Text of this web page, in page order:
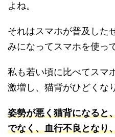
よね。
それはスマホが普及した
みになってスマホを使っ
私も若い頃に比べてスマ
激増し、猫背がひどくな
姿勢が悪く猫背になると
でなく、血行不良となり